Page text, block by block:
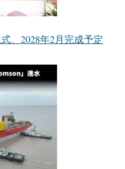
、2028年2月完成予定